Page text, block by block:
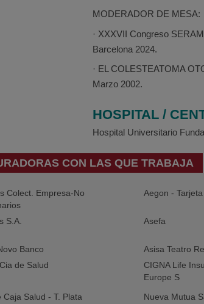
MODERADOR DE MESA:
· XXXVII Congreso
Barcelona 2024.
· EL COLESTEATOMA
Marzo 2002.
HOSPITAL /
Hospital Universitario
CON LAS QUE TRABAJA
Colect. Empresa-No
Aegon - Tarjeta
S.A.
Asefa
Banco
Asisa Teatro
de Salud
CIGNA Life
Europe S
Caja Salud - T. Plata
Nueva Mutua